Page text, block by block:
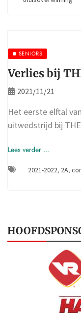
SENIORS
Verlies bij
2021/11/21
Het eerste elftal
uitwedstrijd bij
Lees verder ...
2021-2022, 2A,